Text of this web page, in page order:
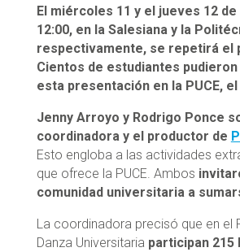
El miércoles 11 y el jueves 12 de
12:00, en la Salesiana y la
respectivamente, se repetirá el
Cientos de estudiantes
esta presentación en la PUCE, el
Jenny Arroyo y Rodrigo Ponce
coordinadora y el productor de
Esto engloba a las actividades
que ofrece la PUCE. Ambos
comunidad universitaria a
La coordinadora precisó que en el
Danza Universitaria participan 215